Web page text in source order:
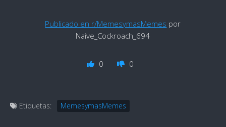
Publicado en r/MemesymasMemes por
Naive_Cockroach_694
0 0
Etiquetas: MemesymasMemes